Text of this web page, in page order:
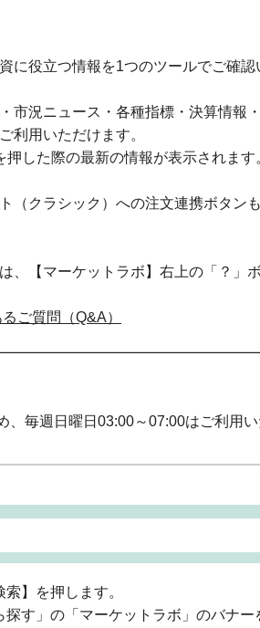
に役立つ情報を1つのツールでご確認
市況ニュース・各種指標・決算情報
利用いただけます。
した際の最新の情報が表示されます
（クラシック）への注文連携ボタン
、【マーケットラボ】右上の「？」
ご質問（Q&A）
、毎週日曜日03:00～07:00はご利用い
索】を押します。
探す」の「マーケットラボ」のバナー